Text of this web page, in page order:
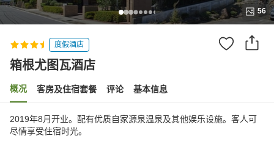
56
度假酒店
箱根尤图瓦酒店
概况 客房及住宿套餐 评论 基本信息
2019年8月开业。配有优质自家源泉温泉及其他娱乐设施。客人可
尽情享受住宿时光。